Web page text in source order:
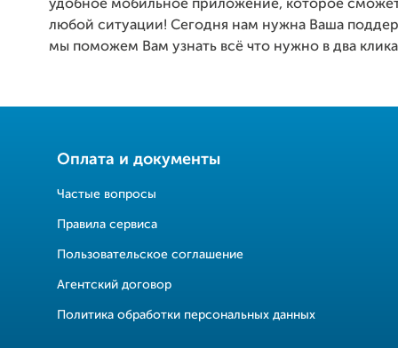
удобное мобильное приложение, которое
любой ситуации! Сегодня нам нужна Ваша
мы поможем Вам узнать всё что нужно в два
Оплата и документы
Частые вопросы
Правила сервиса
Пользовательское соглашение
Агентский договор
Политика обработки персональных данных